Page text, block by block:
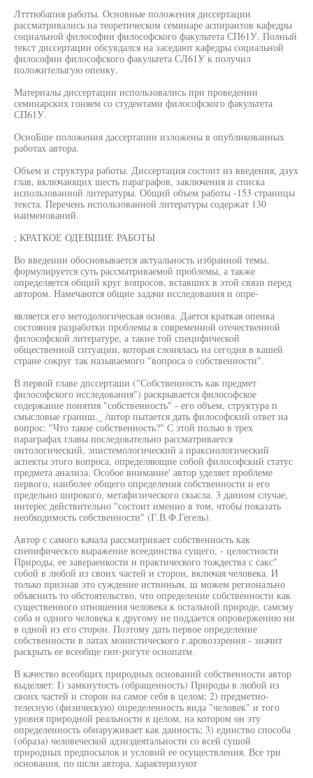
Лтттюбапия работы. Основные положения диссертации
рассматривались на теоретическом семинаре аспирантов кафедры
социальной философии философского факультета СП61У. Полный
текст диссертации обсувдался на заседают кафедры социальной
философии философского факультета СЛ61У к получил
положителыгую опенку.
Материалы диссертации использовались при проведении
семинарских гоняем со студентами философского факультета
СП61У.
ОсноБше положения дассертапии изложены в опубликованных
работах автора.
Объем и структура работы. Диссертация состоит из введения, дзух
глав, включающих шесть параграфов, заключения и списка
использованной литературы. Общий объем работы -153 страницы
текста. Перечень использованной литературы содержат 130
наименований.
; КРАТКОЕ ОДЕВШИЕ РАБОТЫ
Во введении обосновывается актуальность избранной темы,
формулируется суть рассматриваемой проблемы, а также
определяется общий круг вопросов, вставших в этой связи перед
автором. Намечаются общие задачи исследования и опре-
является его методологическая основа. Дается краткая опенка
состояния разработки проблемы в современной отечественной
философской литературе, а такие той специфической
общественной ситуации, которая слонялась на сегодня в кашей
стране сокруг так называемого "вопроса о собственности".
В первой главе дпссерташи ("Собственность как предмет
философского исследования") раскрывается философское
содержание понятия "собственность" - его объем, структура п
смысловые граниш._ /штор пытается дать философский ответ на
вопрос: "Что такое собственность?" С этой полью в трех
параграфах главы последовательно рассматривается
онтологический, эпистемологический а праксиологический
аспекты этого вопроса, определяющие собой философский статус
предмета анализа. Особое внимание' автор уделяет проблеме
первого, наиболее общего определения собственности и его
предельно широкого, метафизического скысла. 3 данном случае,
интерес действительно "состоит именно в том, чтобы показать
необходимость собственности" (Г.В.Ф.Гегель).
Автор с самого качала рассматривает собственность как
спепифическсо выражение всеединства сущего, - целостности
Природы, ее завераенкости и практического тождества с сакс"
собой в любой из своих частей и сторон, включая человека. И
только признав это суждение истинным, ш можем регионально
объяснить то обстоятельство, что определение собственности как
существенного отношения человека к остальной природе, самсму
соба и одного человека к другому не поддается опровержению ни
в одной из его сторон. Поэтому дать первое определение
собственности в латах монистического г.аровоззрення - значит
раскрыть ее всеобще гют-рогуте оснопатм.
В качество всеобщих природных оснований собственности автор
выделяет: I) замкнутость (обращенность) Природы в любой из
своих частей и сторон на самое себя в целом; 2) предметно-
телесную (физическую) определенность вида "человек" и того
уровня природной реальности в целом, на котором он эту
определенность обнаруживает как данность; 3) единство способа
(образа) человеческой адзнэдеятальности со всей сушой
природных предпосылок и условий ее осуществления. Все три
основания, по шсли автора, характеризуют